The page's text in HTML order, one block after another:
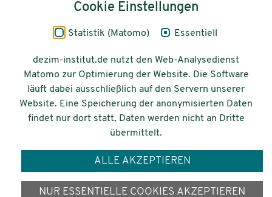
Impressum
Datenschutz
Barrierefreiheit
© 2026 Deutsches Zentrum für
Integrations-
und Migrationsforschung DeZIM e.V.
Cookie Einstellungen
Statistik (Matomo) Essentiell
dezim-institut.de nutzt den Web-Analysedienst
Matomo zur Optimierung der Website. Die Software
läuft dabei ausschließlich auf den Servern unserer
Website. Eine Speicherung der anonymisierten Daten
findet nur dort statt, Daten werden nicht an Dritte
übermittelt.
ALLE AKZEPTIEREN
NUR ESSENTIELLE COOKIES AKZEPTIEREN